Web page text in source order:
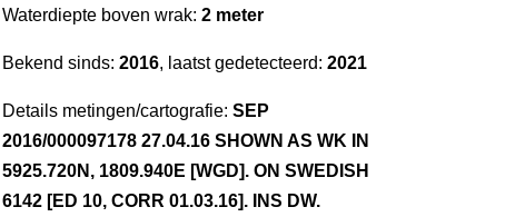
Waterdiepte boven wrak: 2 meter
Bekend sinds: 2016, laatst gedetecteerd: 2021
Details metingen/cartografie: SEP
2016/000097178 27.04.16 SHOWN AS WK IN
5925.720N, 1809.940E [WGD]. ON SWEDISH
6142 [ED 10, CORR 01.03.16]. INS DW.